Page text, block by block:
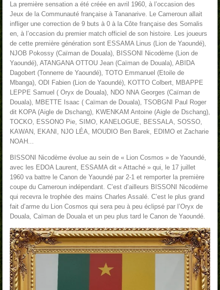
La première sensation a été créée en avril 1960, à l’occasion des
Jeux de la Communauté française à Tananarive. Le Cameroun allait
infliger une correction de 9 buts à 0 à la Côte française des Somalis
en, à l’occasion du premier match officiel de son histoire. Les joueurs
de cette première génération sont ESSAMA Linus (Lion de Yaoundé),
NJOB Pokossy (Caïman de Douala), BISSONI Nicodème (Lion de
Yaoundé), ATANGANA OTTOU Jean (Caïman de Douala), ABIDA
Dagobert (Tonnerre de Yaoundé), TOTO Emmanuel (Etoile de
Mbanga), ODI Fabien (Lion de Yaoundé), KOTTO Colbert, MBAPPE
LEPPE Samuel ( Oryx de Douala), NDO NNA Georges (Caïman de
Douala), MBETTE Isaac ( Caïman de Douala), TSOBGNI Paul Roger
dit KOPA (Aigle de Dschang), KWENKAM Antoine (Aigle de Dschang),
TOCKO, ESSONO Pie, SIMO, KANELOGUE, BESSALA, SOSSO,
KAWAN, EKANI, NJO LÉA, MOUDIO Ben Barek, EDIMO et Zacharie
NOAH...
BISSONI Nicodème évolue au sein de « Lion Cosmos » de Yaoundé,
avec les EDOA Laurent, ESSAMA dit « Attaché » qui, le 17 juillet
1960 va battre le Canon de Yaoundé par 2-1 et remporter la première
coupe du Cameroun indépendant. C’est d’ailleurs BISSONI Nicodème
qui recevra le trophée des mains Charles Assalé. C’est le plus grand
fait d’arme du Lion Cosmos qui sera peu à peu éclipsé par l’Oryx de
Douala, Caïman de Douala et un peu plus tard le Canon de Yaoundé.